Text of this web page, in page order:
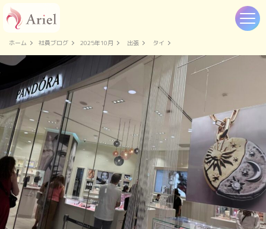
ホーム 社員ブログ 2025年10月 出張 タイ